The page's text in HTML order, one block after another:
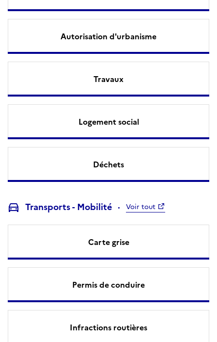
Autorisation d'urbanisme
Travaux
Logement social
Déchets
Transports - Mobilité Voir tout
Carte grise
Permis de conduire
Infractions routières